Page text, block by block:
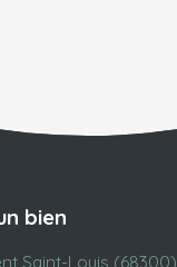
bien
Saint-Louis (68300)